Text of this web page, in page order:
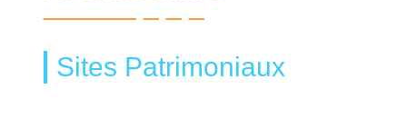
Sites Patrimoniaux